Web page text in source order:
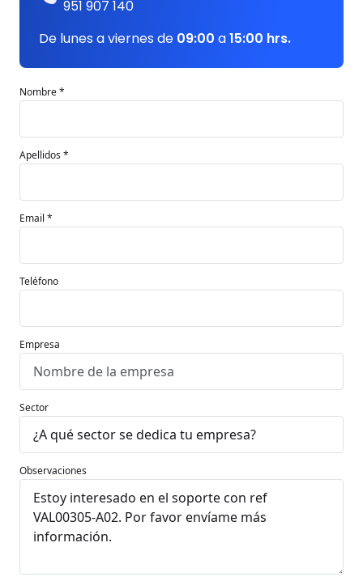
951 907 140
De lunes a viernes de 09:00 a15:00 hrs.
Nombre *
Apellidos *
Email *
Teléfono
Empresa
Sector
Observaciones